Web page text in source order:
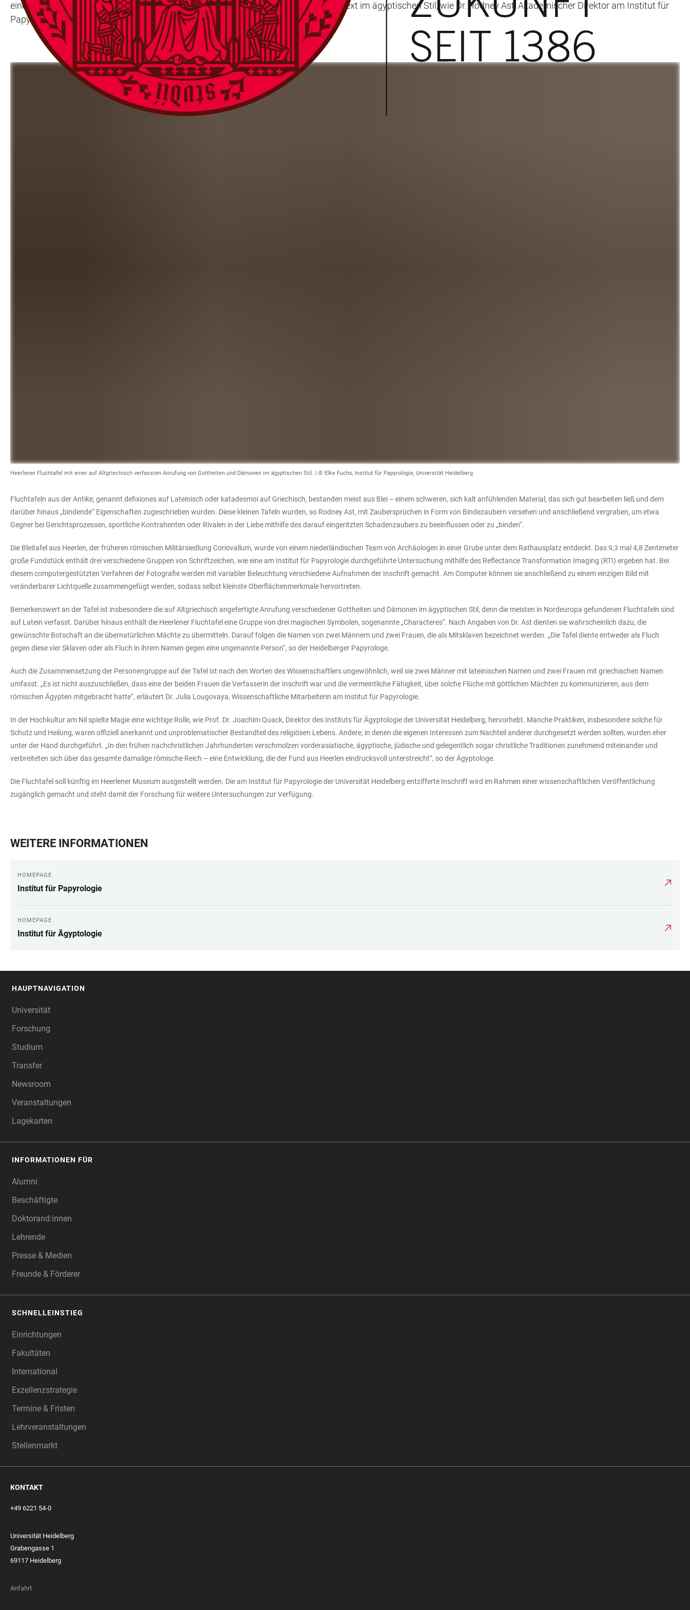
eine Besonderheit aus: Sie trägt keinen lateinischen, sondern einen altgriechischen Text im ägyptischen Stil, wie Dr. Rodney Ast, Akademischer Direktor am Institut für
Papyrologie, erläutert.
Heerlener Fluchtafel mit einer auf Altgriechisch verfassten Anrufung von Gottheiten und Dämonen im ägyptischen Stil. | © Elke Fuchs, Institut für Papyrologie, Universität Heidelberg
Fluchtafeln aus der Antike, genannt defixiones auf Lateinisch oder katadesmoi auf Griechisch, bestanden meist aus Blei – einem schweren, sich kalt anfühlenden Material, das sich gut bearbeiten ließ und dem
darüber hinaus „bindende“ Eigenschaften zugeschrieben wurden. Diese kleinen Tafeln wurden, so Rodney Ast, mit Zaubersprüchen in Form von Bindezaubern versehen und anschließend vergraben, um etwa
Gegner bei Gerichtsprozessen, sportliche Kontrahenten oder Rivalen in der Liebe mithilfe des darauf eingeritzten Schadenzaubers zu beeinflussen oder zu „binden“.
Die Bleitafel aus Heerlen, der früheren römischen Militärsiedlung Coriovallum, wurde von einem niederländischen Team von Archäologen in einer Grube unter dem Rathausplatz entdeckt. Das 9,3 mal 4,8 Zentimeter
große Fundstück enthält drei verschiedene Gruppen von Schriftzeichen, wie eine am Institut für Papyrologie durchgeführte Untersuchung mithilfe des Reflectance Transformation Imaging (RTI) ergeben hat. Bei
diesem computergestützten Verfahren der Fotografie werden mit variabler Beleuchtung verschiedene Aufnahmen der Inschrift gemacht. Am Computer können sie anschließend zu einem einzigen Bild mit
veränderbarer Lichtquelle zusammengefügt werden, sodass selbst kleinste Oberflächenmerkmale hervortreten.
Bemerkenswert an der Tafel ist insbesondere die auf Altgriechisch angefertigte Anrufung verschiedener Gottheiten und Dämonen im ägyptischen Stil, denn die meisten in Nordeuropa gefundenen Fluchtafeln sind
auf Latein verfasst. Darüber hinaus enthält die Heerlener Fluchtafel eine Gruppe von drei magischen Symbolen, sogenannte „Characteres“. Nach Angaben von Dr. Ast dienten sie wahrscheinlich dazu, die
gewünschte Botschaft an die übernatürlichen Mächte zu übermitteln. Darauf folgen die Namen von zwei Männern und zwei Frauen, die als Mitsklaven bezeichnet werden. „Die Tafel diente entweder als Fluch
gegen diese vier Sklaven oder als Fluch in ihrem Namen gegen eine ungenannte Person“, so der Heidelberger Papyrologe.
Auch die Zusammensetzung der Personengruppe auf der Tafel ist nach den Worten des Wissenschaftlers ungewöhnlich, weil sie zwei Männer mit lateinischen Namen und zwei Frauen mit griechischen Namen
umfasst. „Es ist nicht auszuschließen, dass eine der beiden Frauen die Verfasserin der Inschrift war und die vermeintliche Fähigkeit, über solche Flüche mit göttlichen Mächten zu kommunizieren, aus dem
römischen Ägypten mitgebracht hatte“, erläutert Dr. Julia Lougovaya, Wissenschaftliche Mitarbeiterin am Institut für Papyrologie.
In der Hochkultur am Nil spielte Magie eine wichtige Rolle, wie Prof. Dr. Joachim Quack, Direktor des Instituts für Ägyptologie der Universität Heidelberg, hervorhebt. Manche Praktiken, insbesondere solche für
Schutz und Heilung, waren offiziell anerkannt und unproblematischer Bestandteil des religiösen Lebens. Andere, in denen die eigenen Interessen zum Nachteil anderer durchgesetzt werden sollten, wurden eher
unter der Hand durchgeführt. „In den frühen nachchristlichen Jahrhunderten verschmolzen vorderasiatische, ägyptische, jüdische und gelegentlich sogar christliche Traditionen zunehmend miteinander und
verbreiteten sich über das gesamte damalige römische Reich – eine Entwicklung, die der Fund aus Heerlen eindrucksvoll unterstreicht“, so der Ägyptologe.
Die Fluchtafel soll künftig im Heerlener Museum ausgestellt werden. Die am Institut für Papyrologie der Universität Heidelberg entzifferte Inschrift wird im Rahmen einer wissenschaftlichen Veröffentlichung
zugänglich gemacht und steht damit der Forschung für weitere Untersuchungen zur Verfügung.
WEITERE INFORMATIONEN
HOMEPAGE
Institut für Papyrologie
HOMEPAGE
Institut für Ägyptologie
HAUPTNAVIGATION
Universität
Forschung
Studium
Transfer
Newsroom
Veranstaltungen
Lagekarten
INFORMATIONEN FÜR
Alumni
Beschäftigte
Doktorand:innen
Lehrende
Presse & Medien
Freunde & Förderer
SCHNELLEINSTIEG
Einrichtungen
Fakultäten
International
Exzellenzstrategie
Termine & Fristen
Lehrveranstaltungen
Stellenmarkt
KONTAKT
+49 6221 54-0
Universität Heidelberg
Grabengasse 1
69117 Heidelberg
Anfahrt